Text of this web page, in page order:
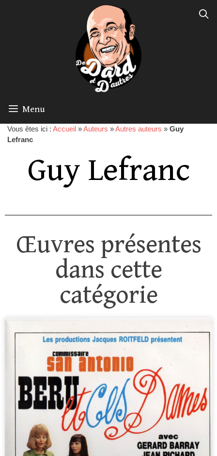
Menu
Vous êtes ici : Accueil »Auteurs »Autres auteurs » Guy
Lefranc
Guy Lefranc
Œuvres présentes
dans cette
catégorie